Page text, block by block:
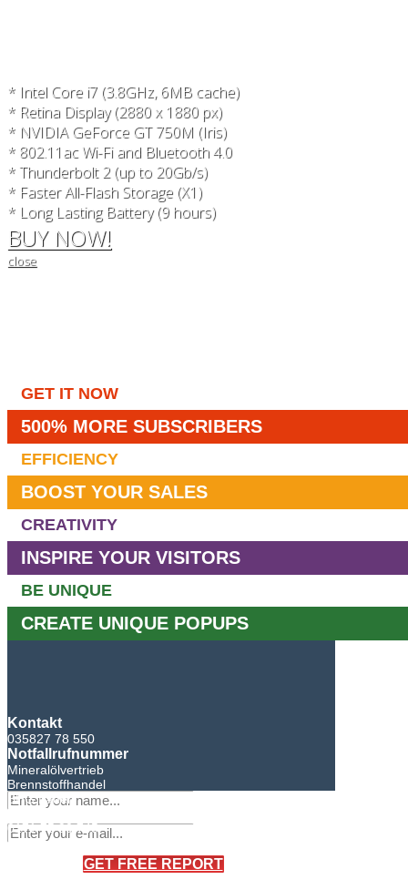
* Intel Core i7 (3.8GHz, 6MB cache)
* Retina Display (2880 x 1880 px)
* NVIDIA GeForce GT 750M (Iris)
* 802.11ac Wi-Fi and Bluetooth 4.0
* Thunderbolt 2 (up to 20Gb/s)
* Faster All-Flash Storage (X1)
* Long Lasting Battery (9 hours)
BUY NOW!
close
GET IT NOW
500% MORE SUBSCRIBERS
EFFICIENCY
BOOST YOUR SALES
CREATIVITY
INSPIRE YOUR VISITORS
BE UNIQUE
CREATE UNIQUE POPUPS
GET FREE REPORT
Kontakt
035827 78 550
Notfallrufnummer
Mineralölvertrieb
Brennstoffhandel
BHG Laden
Sandro Bretschneider
0171 75 90 745
×